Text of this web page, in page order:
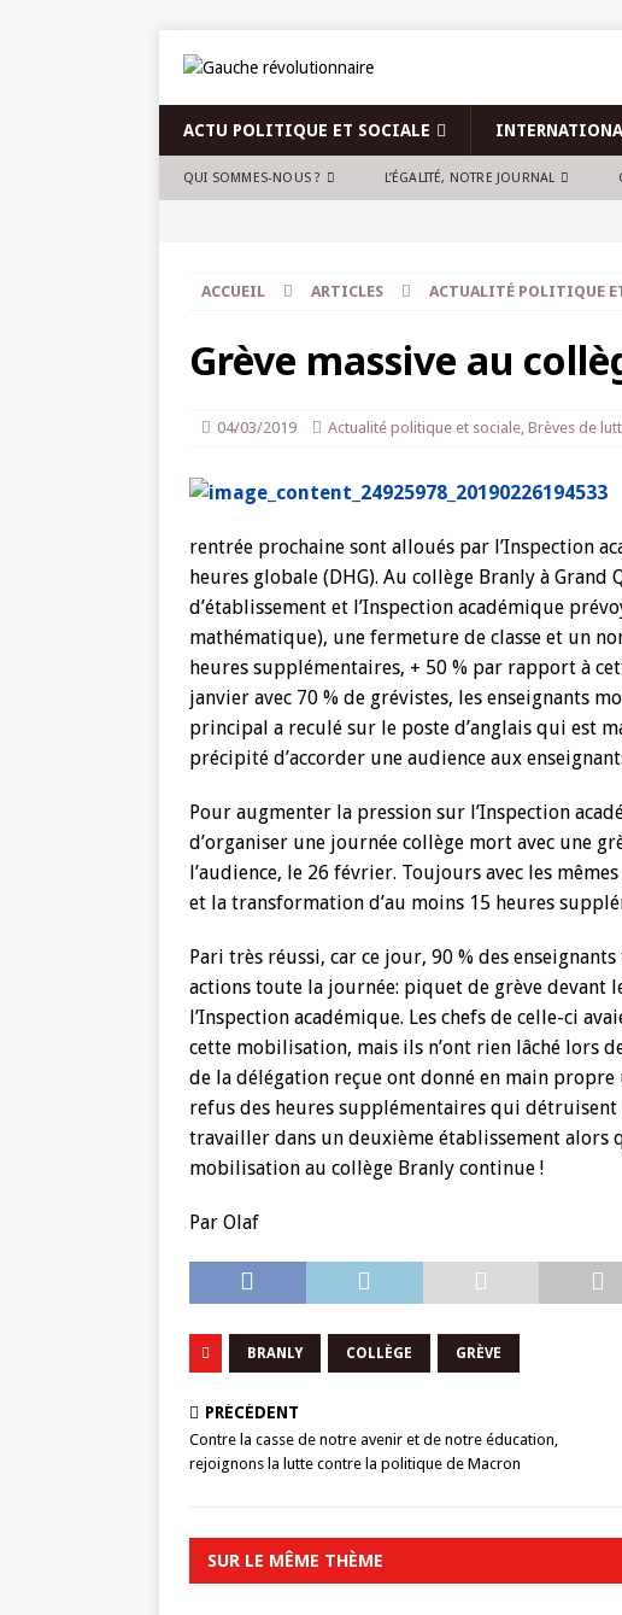
ACTU POLITIQUE ET SOCIALE
QUI SOMMES-NOUS ? L’ÉGALITÉ, NOTRE JOURNAL
ACCUEIL ARTICLES ACTUALITÉ POLITIQUE
Grève massive au
04/03/2019 Actualité politique et sociale, Brèves de
rentrée prochaine sont alloués par l’Inspection
heures globale (DHG). Au collège Branly à Grand
d’établissement et l’Inspection académique
mathématique), une fermeture de classe et un
heures supplémentaires, + 50 % par rapport à
janvier avec 70 % de grévistes, les enseignants
principal a reculé sur le poste d’anglais qui est
précipité d’accorder une audience aux
Pour augmenter la pression sur l’Inspection
d’organiser une journée collège mort avec une
l’audience, le 26 février. Toujours avec les
et la transformation d’au moins 15 heures
Pari très réussi, car ce jour, 90 % des
actions toute la journée: piquet de grève devant
l’Inspection académique. Les chefs de celle-ci
cette mobilisation, mais ils n’ont rien lâché lors
de la délégation reçue ont donné en main
refus des heures supplémentaires qui détruisent
travailler dans un deuxième établissement alors
mobilisation au collège Branly continue !
Par Olaf
BRANLY COLLÈGE GRÈVE
PRÉCÉDENT
Contre la casse de notre avenir et de notre éducation,
rejoignons la lutte contre la politique de Macron
SUR LE MÊME THÈME